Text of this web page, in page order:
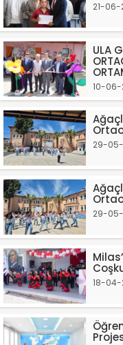
21-
ULA
10-
29-
29-
18-